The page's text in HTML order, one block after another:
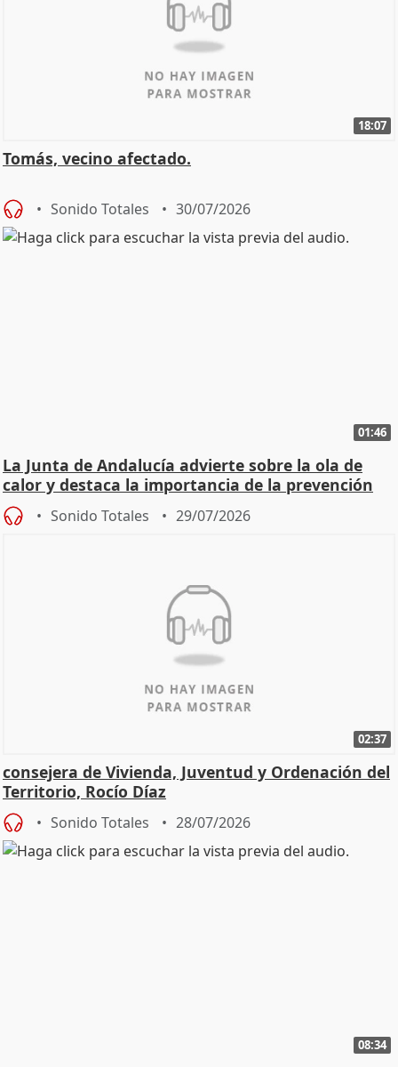
18:07
Tomás, vecino afectado.
Sonido Totales 30/07/2026
01:46
La Junta de Andalucía advierte sobre la ola de
calor y destaca la importancia de la prevención
Sonido Totales 29/07/2026
02:37
consejera de Vivienda, Juventud y Ordenación del
Territorio, Rocío Díaz
Sonido Totales 28/07/2026
08:34